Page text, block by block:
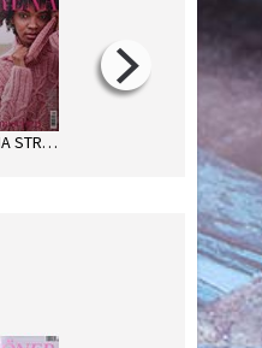
VERENA STRICKTRENDS